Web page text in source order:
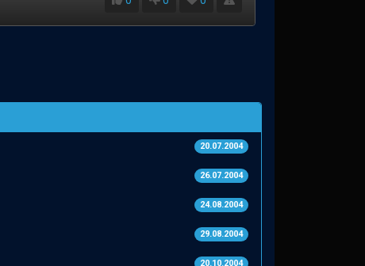
20.07.2004
26.07.2004
24.08.2004
29.08.2004
20.10.2004